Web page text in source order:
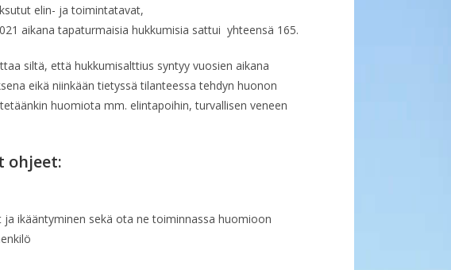
elin- ja toimintatavat,
aikana tapaturmaisia hukkumisia sattui yhteensä 165.
siltä, että hukkumisalttius syntyy vuosien aikana
eikä niinkään tietyssä tilanteessa tehdyn huonon
huomiota mm. elintapoihin, turvallisen veneen
ohjeet:
ikääntyminen sekä ota ne toiminnassa huomioon